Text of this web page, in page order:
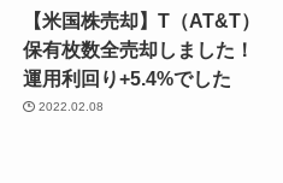
【米国株売却】T（AT&T）
保有枚数全売却しました！
運用利回り+5.4%でした
2022.02.08